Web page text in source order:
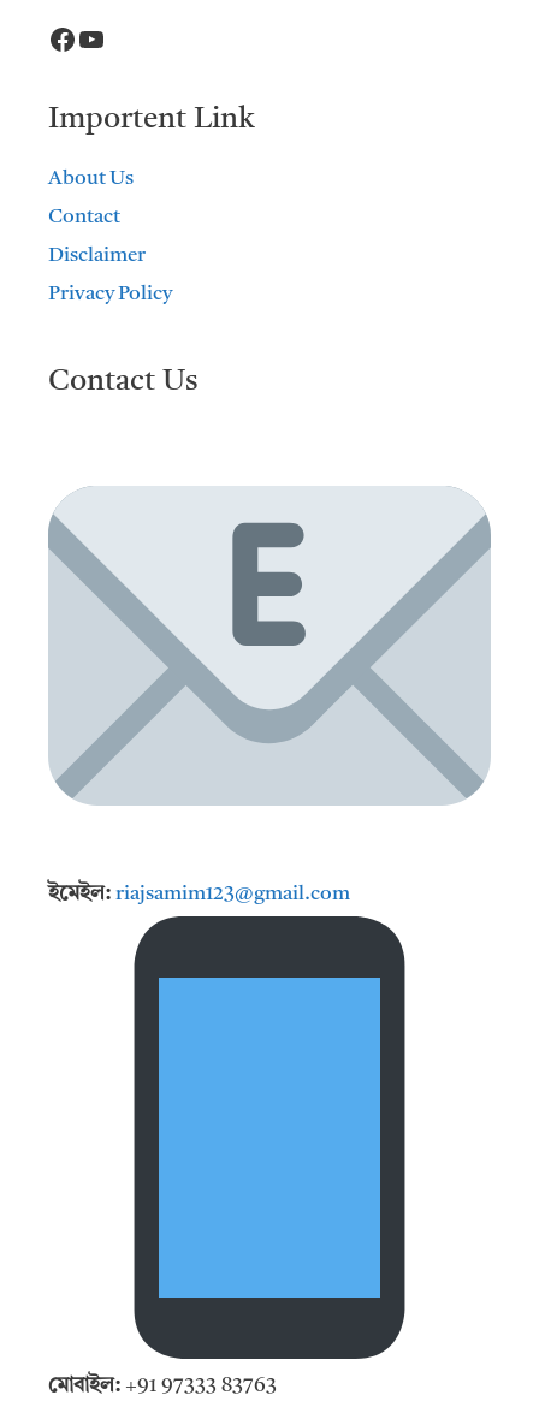
Facebook
YouTube
Importent Link
About Us
Contact
Disclaimer
Privacy Policy
Contact Us
ইমেইল: riajsamim123@gmail.com
মোবাইল: +91 97333 83763